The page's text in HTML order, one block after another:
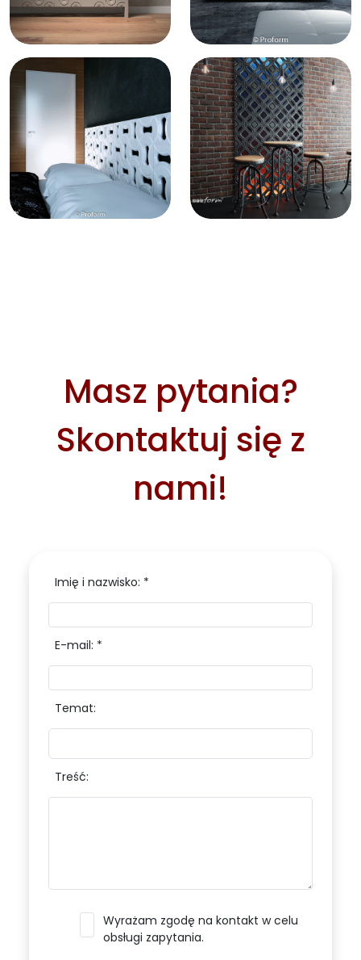
Masz pytania?
Skontaktuj się z
nami!
Imię i nazwisko: *
E-mail: *
Temat:
Treść:
Wyrażam zgodę na kontakt w celu
obsługi zapytania.